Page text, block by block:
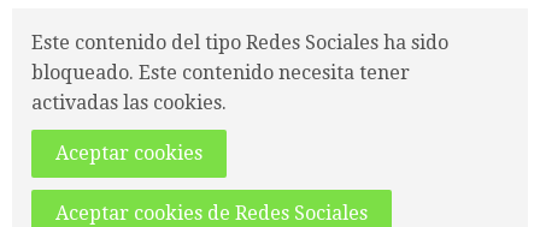
Este contenido del tipo Redes Sociales ha sido
bloqueado. Este contenido necesita tener
activadas las cookies.
Aceptar cookies
Aceptar cookies de Redes Sociales